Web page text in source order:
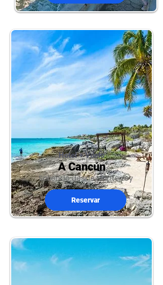
Hotel + Vuelo
A Cancún
Saliendo desde Monterrey
Reservar